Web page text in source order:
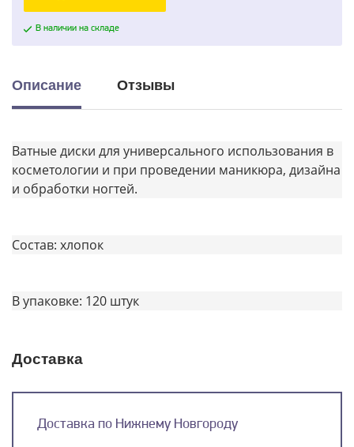
В наличии на складе
Описание Отзывы
Ватные диски для универсального использования в
косметологии и при проведении маникюра, дизайна
и обработки ногтей.
Состав: хлопок
В упаковке: 120 штук
Доставка
Доставка по Нижнему Новгороду